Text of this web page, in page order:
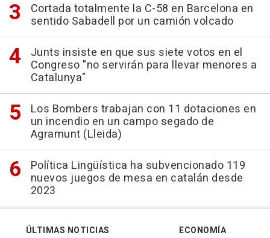
Cortada totalmente la C-58 en Barcelona en
sentido Sabadell por un camión volcado
Junts insiste en que sus siete votos en el
Congreso "no servirán para llevar menores a
Catalunya"
Los Bombers trabajan con 11 dotaciones en
un incendio en un campo segado de
Agramunt (Lleida)
Política Lingüística ha subvencionado 119
nuevos juegos de mesa en catalán desde
2023
ÚLTIMAS NOTICIAS
ECONOMÍA